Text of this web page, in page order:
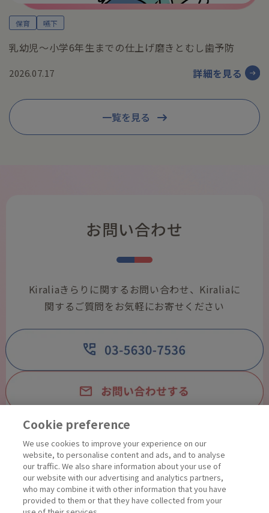
保育 嚥下
乳幼児〜小学6年生までの仕上げ磨きとむし歯予防
2026.07.17 詳細を見る
一覧を見る
お問い合わせ
Kiraliaきらりに関するお問い合わせ、Kiraliaに
関するご質問をお気軽にお寄せください
営業時間 9:00〜12:00、13:00〜16:00
土・日・祝日・年末年始・夏季休暇を除
く
Cookie preference
We use cookies to improve your experience on our
website, to personalise content and ads, and to analyse
our traffic. We also share information about your use of
our website with our advertising and analytics partners,
who may combine it with other information that you have
provided to them or that they have collected from your